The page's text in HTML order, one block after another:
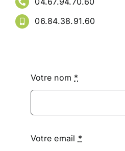
06.84.38.91.60
Votre nom *
Votre email *